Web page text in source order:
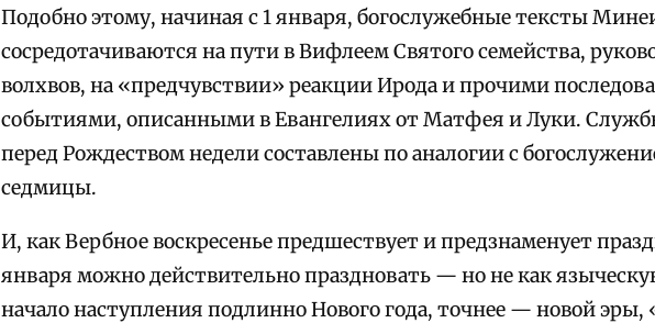
Подобно этому, начиная с 1 января, богослужебные тексты
сосредотачиваются на пути в Вифлеем Святого семейства,
волхвов, на «предчувствии» реакции Ирода и прочими
событиями, описанными в Евангелиях от Матфея и Луки.
перед Рождеством недели составлены по аналогии с
седмицы.
И, как Вербное воскресенье предшествует и предзнаменует
января можно действительно праздновать — но не как
начало наступления подлинно Нового года, точнее — новой эры,